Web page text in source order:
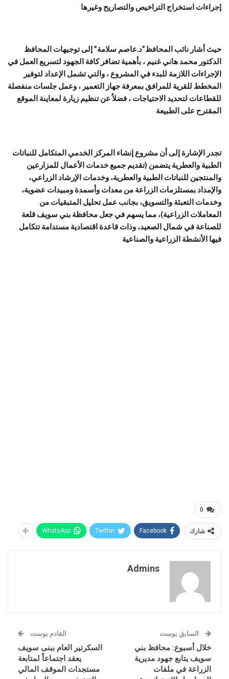
إجراءات استخراج التراخيص والتصاريح وغيرها
حيث أشار نائب المحافظ”د.عاصم سلامة” إلى توجيهات المحافظ
الدكتور محمد هاني غنيم ، بأهمية تضافر كافة الجهود لتسريع العمل في
الإجراءات اللازمة للبدء في المشروع ، والتي تشمل الإعداد لتوفير
المخطط للقرية للمرافق بمعرفة جهاز التعمير ، وعمل جلسات منفصلة
للقطاعات لتحديد الاحتياجات ، فضلاُ عن تنظيم زيارة لمعاينة الموقع
المقترح على الطبيعة
تجدر الإشارة إلى أن مشروع إنشاء المركز الخدمي المتكامل للنباتات
الطبية والعطرية يتضمن (تقديم جميع خدمات الأعمال للمزارعين
والمنتجين للنباتات الطبية والعطرية، وخدمات الإرشاد الزراعي،
والإمداد بمستلزمات الزراعة من معدات وأسمدة ومبيدات عضوية،
وخدمات التعبئة والتسويق، بجانب عمل تحليل المتبقيات من
المعاملات الزراعية)، مما يسهم في جعل محافظة بني سويف قلعة
للصناعة في شمال الصعيد، وذات قاعدة اقتصادية مستدامة تتكامل
فيها الأنشطة الزراعية والصناعية
0
شارك Facebook
Twitter
WhatsApp
Admins
السابق بوست
خلال أسبوع: محافظ بني
سويف يتابع جهود مديرية
الزراعة في ملفات
القادم بوست
السكرتير العام ببنى سويف
يعقد اجتماعاً لمتابعة
مستجدات الموقف المالي